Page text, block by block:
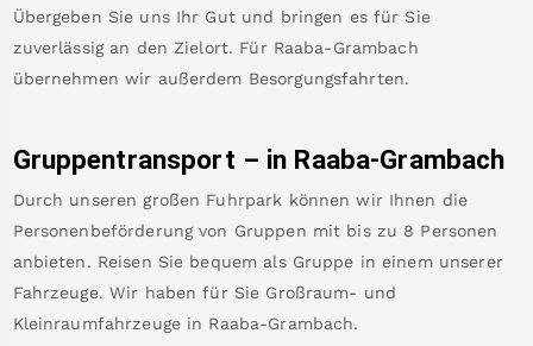
Übergeben Sie uns Ihr Gut und bringen es für Sie
zuverlässig an den Zielort. Für Raaba-Grambach
übernehmen wir außerdem Besorgungsfahrten.
Gruppentransport – in Raaba-Grambach
Durch unseren großen Fuhrpark können wir Ihnen die
Personenbeförderung von Gruppen mit bis zu 8 Personen
anbieten. Reisen Sie bequem als Gruppe in einem unserer
Fahrzeuge. Wir haben für Sie Großraum- und
Kleinraumfahrzeuge in Raaba-Grambach.